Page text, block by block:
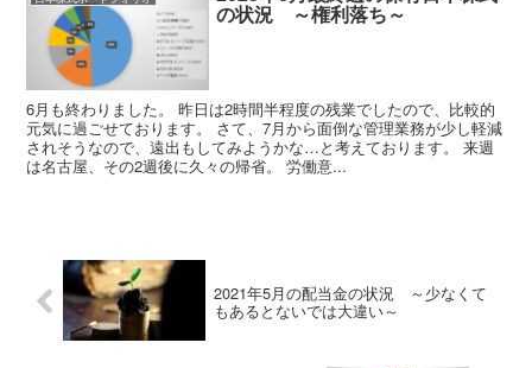
の状況 ～権利落ち～
6月も終わりました。 昨日は2時間半程度の残業でしたので、比較的
元気に過ごせております。 さて、7月から面倒な管理業務が少し軽減
されそうなので、遠出もしてみようかな…と考えております。 来週
は名古屋、その2週後に久々の帰省。 労働意...
2021年5月の配当金の状況 ～少なくて
もあるとないでは大違い～